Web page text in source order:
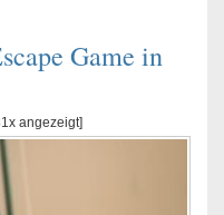
Game in
angezeigt]